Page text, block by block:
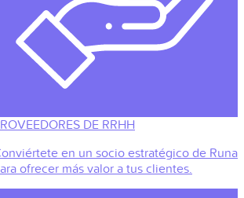
DE RRHH
en un socio estratégico de Runa
ofrecer más valor a tus clientes.